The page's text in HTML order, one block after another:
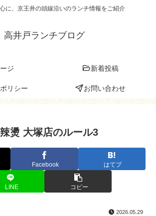
に、京王井の頭線沿いのランチ情報をご紹介
高井戸ランチブログ
ジ 新着投稿
リシー お問い合わせ
燙 大塚店のルール3
Facebook はてブ
LINE コピー
2026.05.29